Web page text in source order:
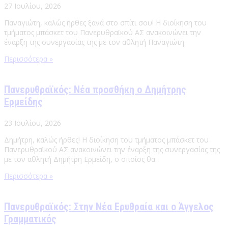
27 Ιουλίου, 2026
Παναγιώτη, καλώς ήρθες ξανά στο σπίτι σου! Η διοίκηση του
τμήματος μπάσκετ του Πανερυθραϊκού ΑΣ ανακοινώνει την
έναρξη της συνεργασίας της με τον αθλητή Παναγιώτη
Περισσότερα »
Πανερυθραϊκός: Νέα προσθήκη ο Δημήτρης
Ερμείδης
23 Ιουλίου, 2026
Δημήτρη, καλώς ήρθες! Η διοίκηση του τμήματος μπάσκετ του
Πανερυθραϊκού ΑΣ ανακοινώνει την έναρξη της συνεργασίας της
με τον αθλητή Δημήτρη Ερμείδη, ο οποίος θα
Περισσότερα »
Πανερυθραϊκός: Στην Νέα Ερυθραία και ο Άγγελος
Γραμματικός